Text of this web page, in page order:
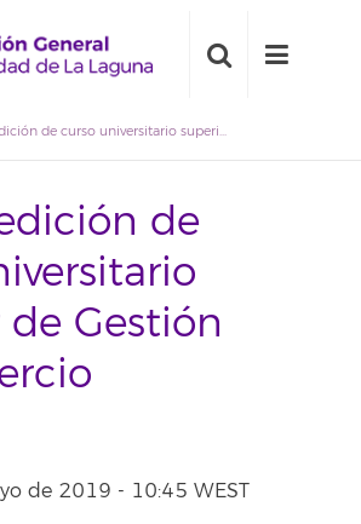
Tercera edición de curso universitario superior de Gestión de Comercio Urbano
de
Gestión
de 2019 - 10:45 WEST